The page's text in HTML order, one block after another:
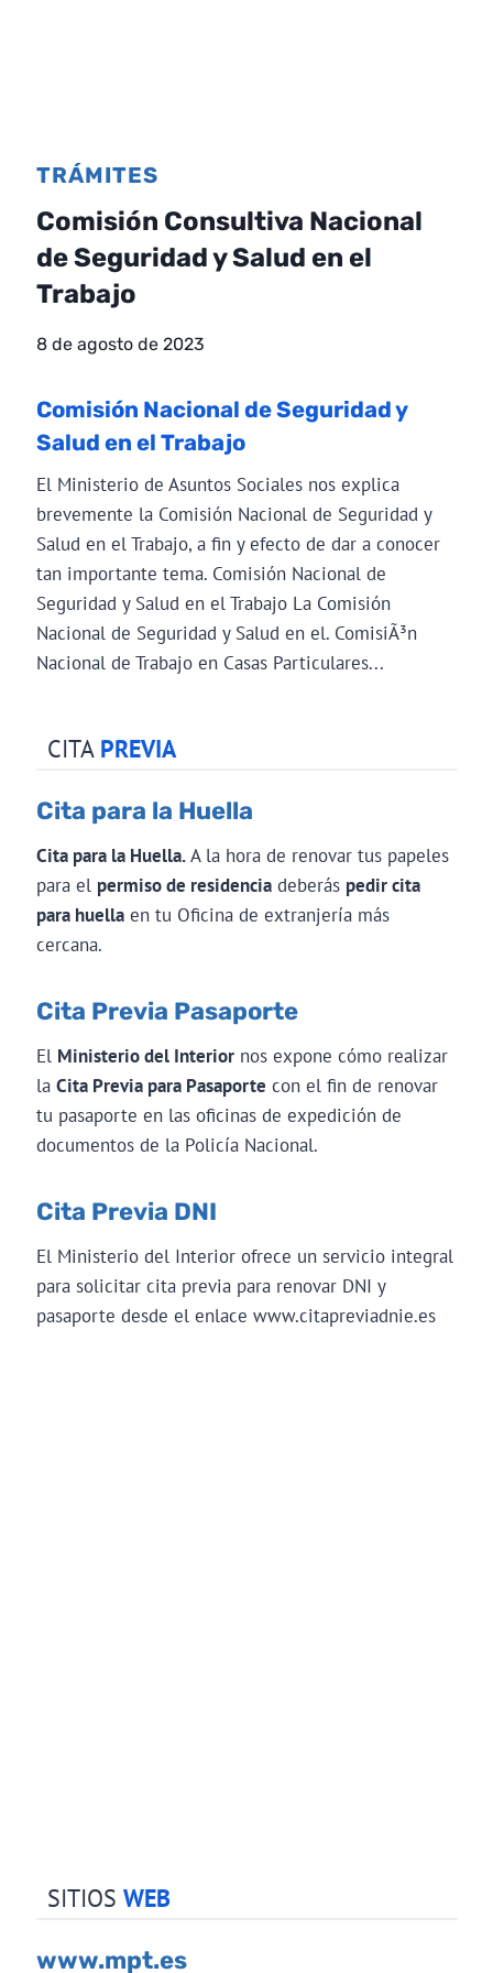
TRÁMITES
Comisión Consultiva Nacional
de Seguridad y Salud en el
Trabajo
8 de agosto de 2023
Comisión Nacional de Seguridad y
Salud en el Trabajo
El Ministerio de Asuntos Sociales nos explica
brevemente la Comisión Nacional de Seguridad y
Salud en el Trabajo, a fin y efecto de dar a conocer
tan importante tema. Comisión Nacional de
Seguridad y Salud en el Trabajo La Comisión
Nacional de Seguridad y Salud en el. ComisiÃ³n
Nacional de Trabajo en Casas Particulares...
CITA PREVIA
Cita para la Huella
Cita para la Huella.A la hora de renovar tus papeles
para el permiso de residenciadeberás pedir cita
para huellaen tu Oficina de extranjería más
cercana.
Cita Previa Pasaporte
El Ministerio del Interiornos expone cómo realizar
la Cita Previa para Pasaporte con el fin de renovar
tu pasaporte en las oficinas de expedición de
documentos de la Policía Nacional.
Cita Previa DNI
El Ministerio del Interior ofrece un servicio integral
para solicitar cita previa para renovar DNI y
pasaporte desde el enlace www.citapreviadnie.es
SITIOS WEB
www.mpt.es